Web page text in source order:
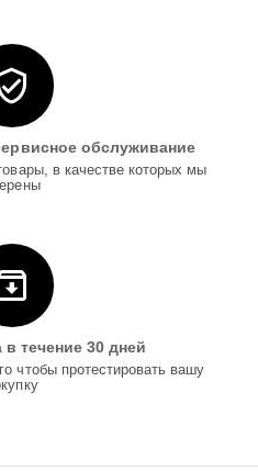
обслуживание
в качестве которых мы
течение 30 дней
чтобы протестировать вашу